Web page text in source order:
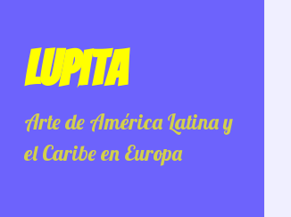
Lupita
Arte de América Latina y
el Caribe en Europa